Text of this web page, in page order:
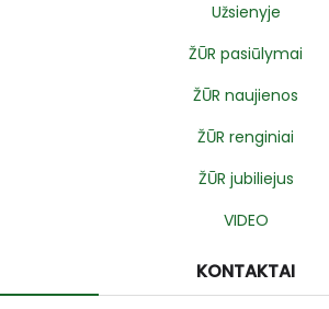
Užsienyje
ŽŪR pasiūlymai
ŽŪR naujienos
ŽŪR renginiai
ŽŪR jubiliejus
VIDEO
KONTAKTAI